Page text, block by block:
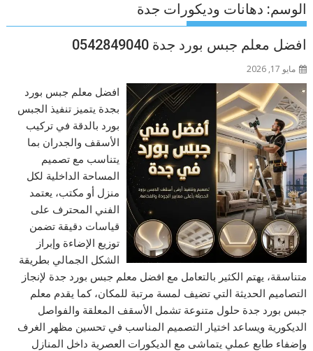
الوسم: دهانات وديكورات جدة
افضل معلم جبس بورد جدة 0542849040
مايو 17, 2026
افضل معلم جبس بورد
بجدة يتميز تنفيذ الجبس
بورد بالدقة في تركيب
الأسقف والجدران بما
يتناسب مع تصميم
المساحة الداخلية لكل
منزل أو مكتب، يعتمد
الفني المحترف على
قياسات دقيقة تضمن
توزيع الإضاءة وإبراز
الشكل الجمالي بطريقة
متناسقة، يهتم الكثير بالتعامل مع افضل معلم جبس بورد جدة لإنجاز
التصاميم الحديثة التي تضيف لمسة مرتبة للمكان، كما يقدم معلم
جبس بورد جدة حلول متنوعة تشمل الأسقف المعلقة والفواصل
الديكورية ويساعد اختيار التصميم المناسب في تحسين مظهر الغرف
وإضفاء طابع عملي يتماشى مع الديكورات العصرية داخل المنازل